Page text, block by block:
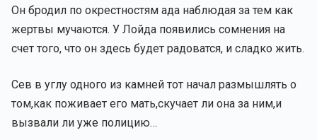
Он бродил по окрестностям ада наблюдая за тем как
жертвы мучаются. У Лойда появились сомнения на
счет того, что он здесь будет радоватся, и сладко жить.
Сев в углу одного из камней тот начал размышлять о
том,как поживает его мать,скучает ли она за ним,и
вызвали ли уже полицию…